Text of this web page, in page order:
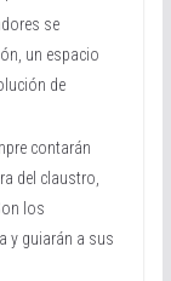
se
un espacio
de
contarán
del claustro,
los
y guiarán a sus